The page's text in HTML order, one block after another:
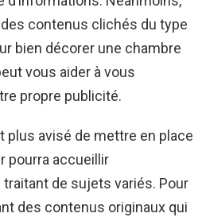
contenus clichés du type
bien décorer une chambre
vous aider à vous
propre publicité.
plus avisé de mettre en place
pourra accueillir
traitant de sujets variés. Pour
des contenus originaux qui